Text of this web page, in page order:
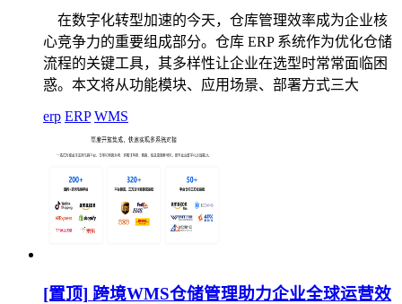
在数字化转型加速的今天，仓库管理效率成为企业核
心竞争力的重要组成部分。仓库 ERP 系统作为优化仓储
流程的关键工具，其多样性让企业在选型时常常面临困
惑。本文将从功能模块、应用场景、部署方式三大
erp ERP WMS
[置顶] 跨境WMS仓储管理助力企业全球运营效